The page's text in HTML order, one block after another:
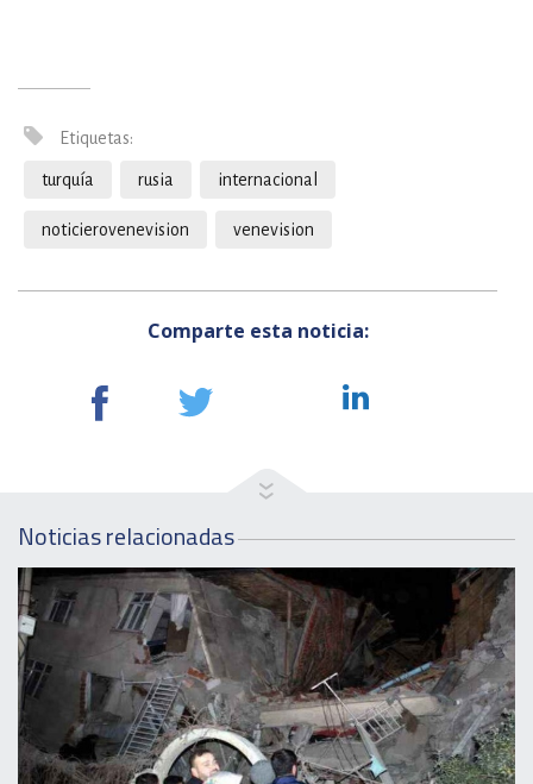
Etiquetas:
turquía rusia internacional
noticierovenevision venevision
Comparte esta noticia:
Noticias relacionadas